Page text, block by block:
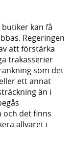
kan få
Regeringen
att förstärka
trakasserier
som det
ett annat
än i
det finns
allvaret i